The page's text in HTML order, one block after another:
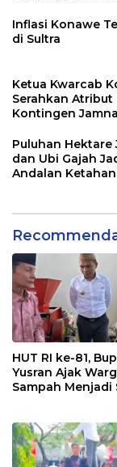
Inflasi Konawe
di Sultra
Ketua Kwarcab
Serahkan Atribut
Kontingen
Puluhan Hektare
dan Ubi Gajah
Andalan
HUT RI ke-81,
Yusran Ajak
Sampah Menjadi